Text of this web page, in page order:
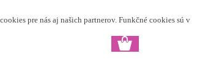
pre nás aj našich partnerov. Funkčné cookies sú v